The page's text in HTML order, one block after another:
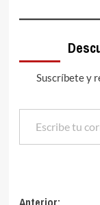
Suscríbete y
Escribe tu correo electrónico…